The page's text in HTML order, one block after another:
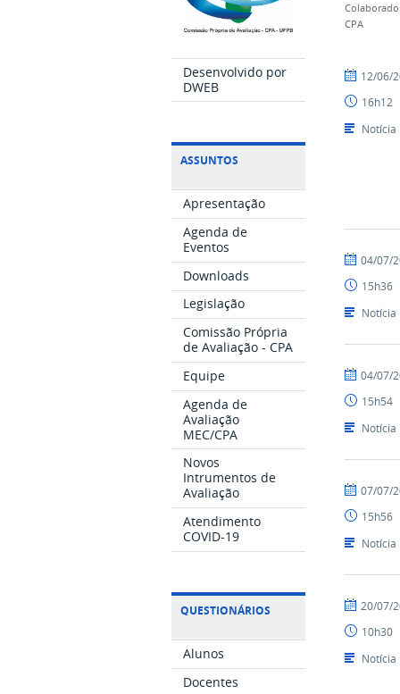
Desenvolvido por
DWEB
ASSUNTOS
Apresentação
Agenda de
Eventos
Downloads
Legislação
Comissão Própria
de Avaliação - CPA
Equipe
Agenda de
Avaliação
MEC/CPA
Novos
Intrumentos de
Avaliação
Atendimento
COVID-19
QUESTIONÁRIOS
Alunos
Docentes
CPA
por
publicado
12/06/
16h12
Notícia
por
publicado
04/07/
15h36
Notícia
por
publicado
04/07/
15h54
Notícia
por
publicado
07/07/
15h56
Notícia
por
publicado
20/07/
10h30
Notícia